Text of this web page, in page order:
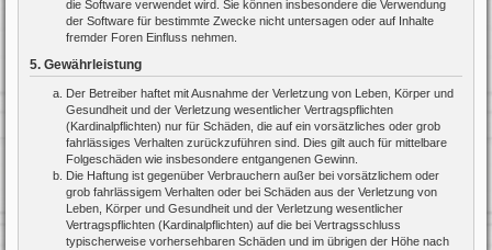
die Software verwendet wird. Sie können insbesondere die Verwendung
der Software für bestimmte Zwecke nicht untersagen oder auf Inhalte
fremder Foren Einfluss nehmen.
5. Gewährleistung
Der Betreiber haftet mit Ausnahme der Verletzung von Leben, Körper und
Gesundheit und der Verletzung wesentlicher Vertragspflichten
(Kardinalpflichten) nur für Schäden, die auf ein vorsätzliches oder grob
fahrlässiges Verhalten zurückzuführen sind. Dies gilt auch für mittelbare
Folgeschäden wie insbesondere entgangenen Gewinn.
Die Haftung ist gegenüber Verbrauchern außer bei vorsätzlichem oder
grob fahrlässigem Verhalten oder bei Schäden aus der Verletzung von
Leben, Körper und Gesundheit und der Verletzung wesentlicher
Vertragspflichten (Kardinalpflichten) auf die bei Vertragsschluss
typischerweise vorhersehbaren Schäden und im übrigen der Höhe nach